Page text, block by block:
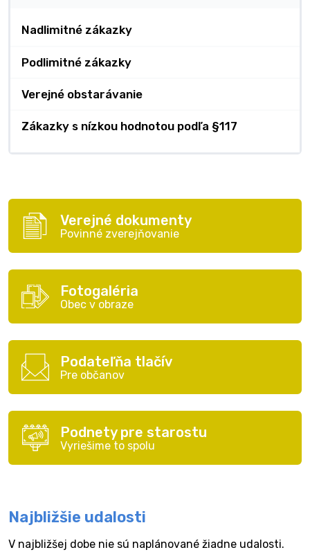
Nadlimitné zákazky
Podlimitné zákazky
Verejné obstarávanie
Zákazky s nízkou hodnotou podľa §117
Verejné dokumenty
Povinné zverejňovanie
Fotogaléria
Obec v obraze
Podateľňa tlačív
Pre občanov
Podnety pre starostu
Vyriešime to spolu
Najbližšie udalosti
V najbližšej dobe nie sú naplánované žiadne udalosti.